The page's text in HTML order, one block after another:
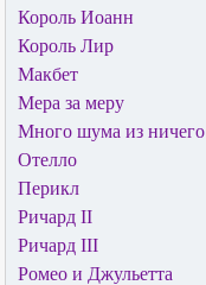
Король Иоанн
Король Лир
Макбет
Мера за меру
Много шума из ничего
Отелло
Перикл
Ричард II
Ричард III
Ромео и Джульетта